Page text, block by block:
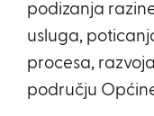
podizanja
usluga,
procesa,
području